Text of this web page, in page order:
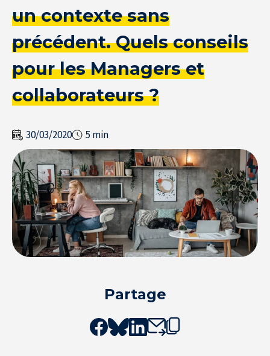
un contexte sans
précédent. Quels conseils
pour les Managers et
collaborateurs ?
30/03/2020 5 min
Partage